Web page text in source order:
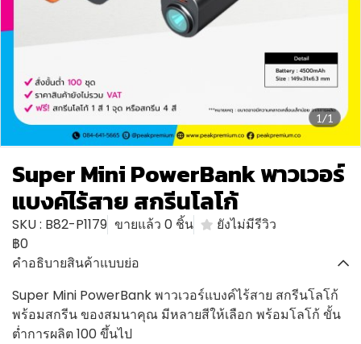
1/1
Super Mini PowerBank พาวเวอร์
แบงค์ไร้สาย สกรีนโลโก้
SKU : B82-P1179 ขายแล้ว 0 ชิ้น
ยังไม่มีรีวิว
฿0
คำอธิบายสินค้าแบบย่อ
Super Mini PowerBank พาวเวอร์แบงค์ไร้สาย สกรีนโลโก้
พร้อมสกรีน ของสมนาคุณ มีหลายสีให้เลือก พร้อมโลโก้ ขั้น
ต่ำการผลิต 100 ขึ้นไป